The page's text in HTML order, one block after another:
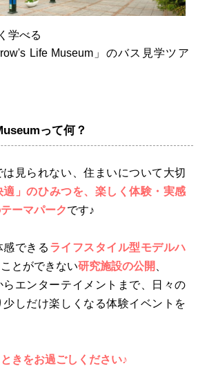
学べる
Life Museum」のバス見学ツア
って何？
見られない、住まいについて大切
」のひみつを、 楽しく体験・実感
ーマパークです♪
感できる ライフスタイル型モデルハ
とができない研究施設の公開
エンターテイメントまで、日々の
しだけ楽しくなる体験イベントを
きをお過ごしください♪